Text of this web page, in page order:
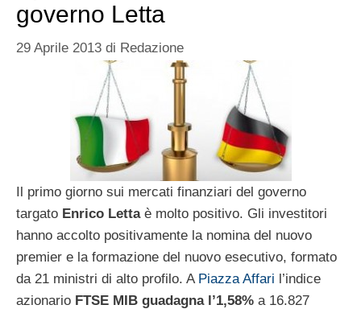
governo Letta
29 Aprile 2013 di Redazione
Il primo giorno sui mercati finanziari del governo
targato Enrico Letta è molto positivo. Gli investitori
hanno accolto positivamente la nomina del nuovo
premier e la formazione del nuovo esecutivo, formato
da 21 ministri di alto profilo. A Piazza Affari l’indice
azionario FTSE MIB guadagna l’1,58% a 16.827